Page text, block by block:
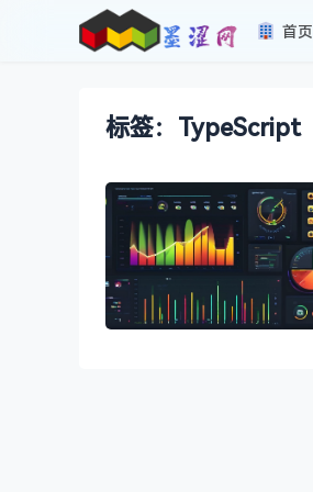
首页
标签：TypeScript